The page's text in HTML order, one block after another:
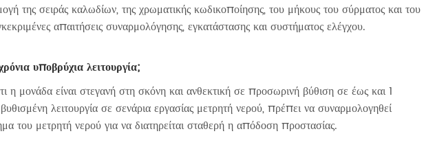
της σειράς καλωδίων, της χρωματικής κωδικοποίησης, του μήκους του σύρματος και του
απαιτήσεις συναρμολόγησης, εγκατάστασης και συστήματος ελέγχου.
υποβρύχια λειτουργία;
η μονάδα είναι στεγανή στη σκόνη και ανθεκτική σε προσωρινή βύθιση σε έως και 1
λειτουργία σε σενάρια εργασίας μετρητή νερού, πρέπει να συναρμολογηθεί
του μετρητή νερού για να διατηρείται σταθερή η απόδοση προστασίας.